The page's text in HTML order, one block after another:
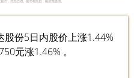
份5日内股价上涨1.44%
元涨1.46% 。